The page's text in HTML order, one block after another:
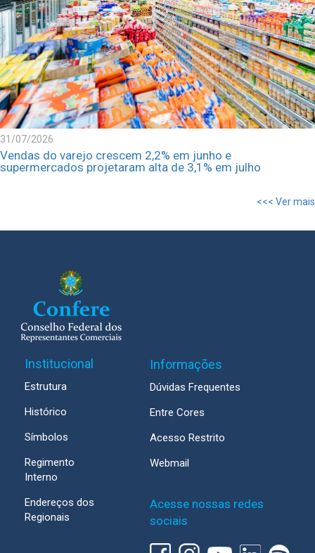
31/07/2026
Vendas do varejo crescem 2,2% em junho e
supermercados projetaram alta de 3,1% em julho
<<< Ver mais
Institucional
Estrutura
Histórico
Símbolos
Regimento
Interno
Endereços dos
Regionais
Informações
Dúvidas Frequentes
Entre Cores
Acesso Restrito
Webmail
Acesse nossas redes
sociais